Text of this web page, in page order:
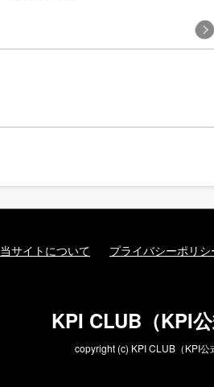
当サイトについて プライバシーポリシ
KPI CLUB（KPI
copyright (c) KPI CLUB（KPI